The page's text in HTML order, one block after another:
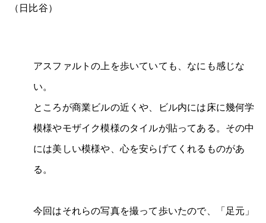
（日比谷）
アスファルトの上を歩いていても、なにも感じな
い。
ところが商業ビルの近くや、ビル内には床に幾何学
模様やモザイク模様のタイルが貼ってある。その中
には美しい模様や、心を安らげてくれるものがあ
る。
今回はそれらの写真を撮って歩いたので、「足元」